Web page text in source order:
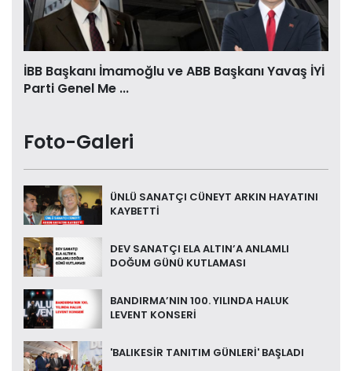
İBB Başkanı İmamoğlu ve ABB Başkanı Yavaş İYİ
Parti Genel Me ...
Foto-Galeri
ÜNLÜ SANATÇI CÜNEYT ARKIN HAYATINI
KAYBETTİ
DEV SANATÇI ELA ALTIN’A ANLAMLI
DOĞUM GÜNÜ KUTLAMASI
BANDIRMA’NIN 100. YILINDA HALUK
LEVENT KONSERİ
'BALIKESİR TANITIM GÜNLERİ' BAŞLADI